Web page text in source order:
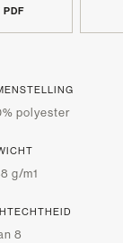
PDF
polyester
g/m1
8